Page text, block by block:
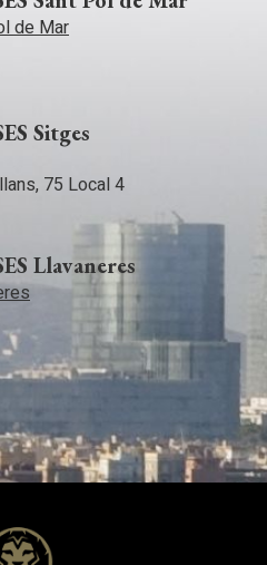
de Mar
Sitges
75 Local 4
Llavaneres